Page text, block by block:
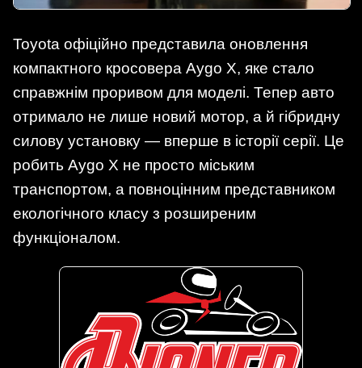
Toyota офіційно представила оновлення
компактного кросовера Aygo X, яке стало
справжнім проривом для моделі. Тепер авто
отримало не лише новий мотор, а й гібридну
силову установку — вперше в історії серії. Це
робить Aygo X не просто міським
транспортом, а повноцінним представником
екологічного класу з розширеним
функціоналом.